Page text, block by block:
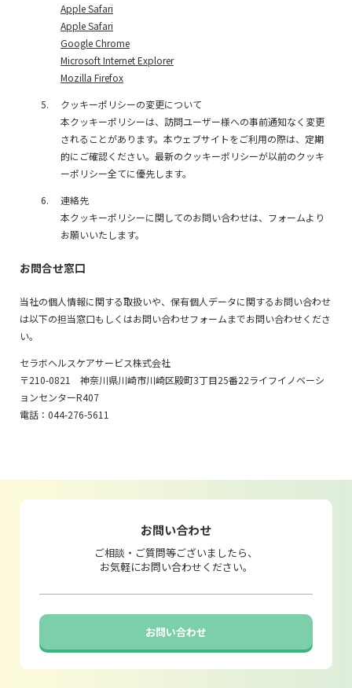
Apple Safari
Apple Safari
Google Chrome
Microsoft Internet Explorer
Mozilla Firefox
クッキーポリシーの変更について
本クッキーポリシーは、訪問ユーザー様への事前通知なく変更
されることがあります。本ウェブサイトをご利用の際は、定期
的にご確認ください。最新のクッキーポリシーが以前のクッキ
ーポリシー全てに優先します。
連絡先
本クッキーポリシーに関してのお問い合わせは、フォームより
お願いいたします。
お問合せ窓口
当社の個人情報に関する取扱いや、保有個人データに関するお問い合わせ
は以下の担当窓口もしくはお問い合わせフォームまでお問い合わせくださ
い。
セラボヘルスケアサービス株式会社
〒210-0821 神奈川県川崎市川崎区殿町3丁目25番22ライフイノベーシ
ョンセンターR407
電話：044-276-5611
お問い合わせ
ご相談・ご質問等ございましたら、
お気軽にお問い合わせください。
お問い合わせ